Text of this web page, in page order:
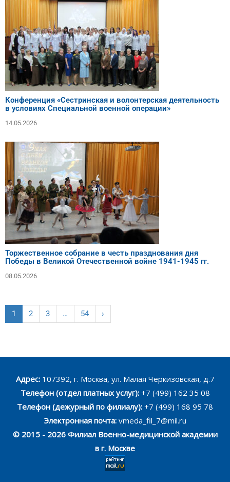
Конференция «Сестринская и волонтерская деятельность
в условиях Специальной военной операции»
14.05.2026
Торжественное собрание в честь празднования дня
Победы в Великой Отечественной войне 1941-1945 гг.
08.05.2026
1 2 3 … 54 ›
Адрес:107392, г. Москва, ул. Малая Черкизовская, д.7
Телефон (отдел платных услуг):+7 (499) 162 35 08
Телефон (дежурный по филиалу): +7 (499) 168 95 78
Электронная почта: vmeda_fil_7@mil.ru
© 2015 - 2026 Филиал Военно-медицинской академии
в г. Москве